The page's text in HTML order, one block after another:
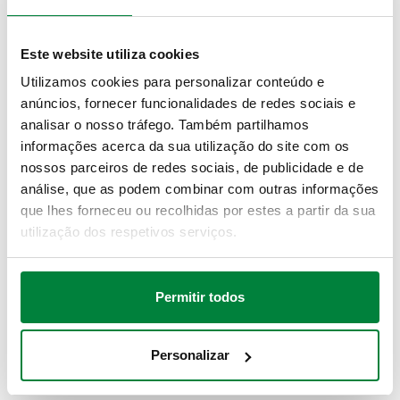
Este website utiliza cookies
Utilizamos cookies para personalizar conteúdo e
anúncios, fornecer funcionalidades de redes sociais e
analisar o nosso tráfego. Também partilhamos
informações acerca da sua utilização do site com os
nossos parceiros de redes sociais, de publicidade e de
análise, que as podem combinar com outras informações
que lhes forneceu ou recolhidas por estes a partir da sua
utilização dos respetivos serviços.
Permitir todos
Personalizar
502630 -
Desenhos 2D
Modelos 3D
BIM
Texto para caderno de encargos Mostrar Copiar